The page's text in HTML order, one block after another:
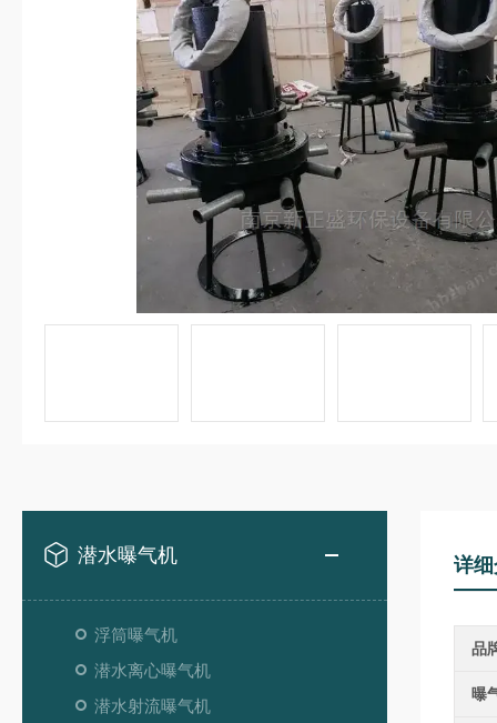
潜水曝气机
浮筒曝气机
潜水离心曝气机
潜水射流曝气机
详
品
曝